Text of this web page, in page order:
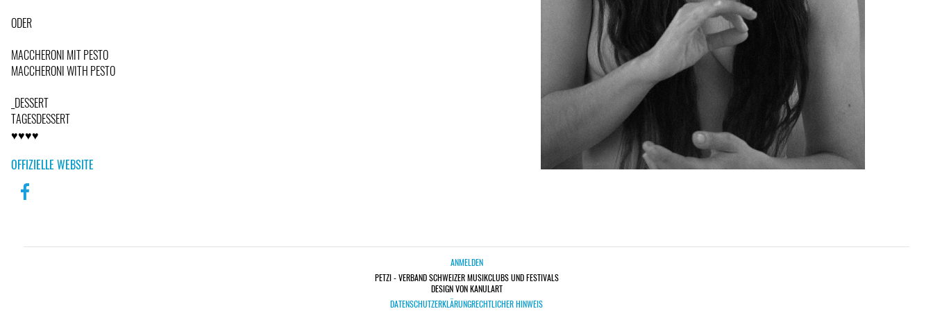
ODER
MACCHERONI MIT PESTO
MACCHERONI WITH PESTO
_DESSERT
TAGESDESSERT
♥♥♥♥
OFFIZIELLE WEBSITE
ANMELDEN
PETZI - VERBAND SCHWEIZER MUSIKCLUBS UND FESTIVALS
DESIGN VON KANULART
DATENSCHUTZERKLÄRUNGRECHTLICHER HINWEIS